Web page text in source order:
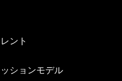
ント
ションモデル